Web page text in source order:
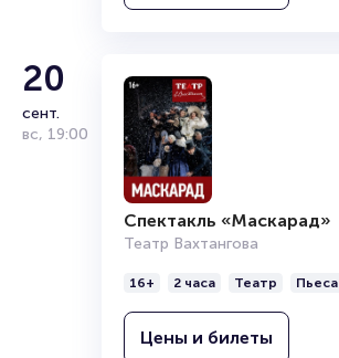
20
сент.
вс, 19:00
Спектакль «Маскарад»
Театр Вахтангова
16+ 2 часа Театр Пьеса
Цены и билеты